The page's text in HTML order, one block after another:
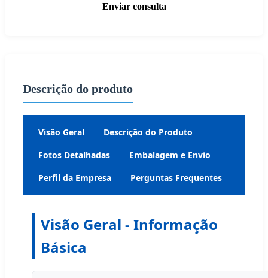
Enviar consulta
Descrição do produto
Visão Geral
Descrição do Produto
Fotos Detalhadas
Embalagem e Envio
Perfil da Empresa
Perguntas Frequentes
Visão Geral - Informação
Básica